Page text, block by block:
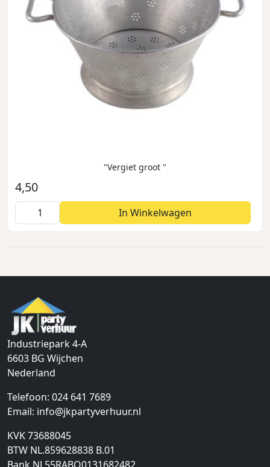
"Vergiet groot "
4,50
In Winkelwagen
Industriepark 4-A
6603 BG Wijchen
Nederland
Telefoon: 024 641 7689
Email: info@jkpartyverhuur.nl
KVK 73688045
BTW NL.859628838 B.01